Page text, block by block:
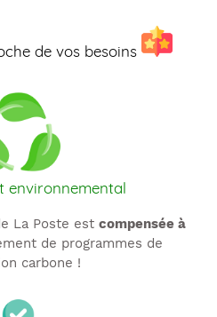
de vos besoins
environnemental
La Poste est compensée à
de programmes de
carbone !